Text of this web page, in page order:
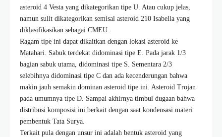
asteroid 4 Vesta yang dikategorikan tipe U. Atau cukup jelas,
namun sulit dikategorikan semisal asteroid 210 Isabella yang
diklasifikasikan sebagai CMEU.
Ragam tipe ini dapat dikaitkan dengan lokasi asteroid ke
Matahari. Sabuk terdekat didominasi tipe E. Pada jarak 1/3
bagian sabuk utama, didominasi tipe S. Sementara 2/3
selebihnya didominasi tipe C dan ada kecenderungan bahwa
makin jauh semakin dominan asteroid tipe ini. Asteroid Trojan
pada umumnya tipe D. Sampai akhirnya timbul dugaan bahwa
distribusi komposisi ini berkait dengan saat kondensasi materi
pembentuk Tata Surya.
Terkait pula dengan unsur ini adalah bentuk asteroid yang